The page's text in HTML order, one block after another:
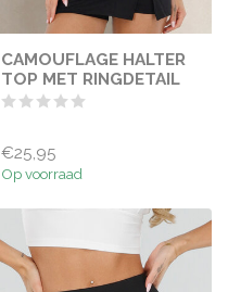
CAMOUFLAGE HALTER
TOP MET RINGDETAIL
€25,95
Op voorraad